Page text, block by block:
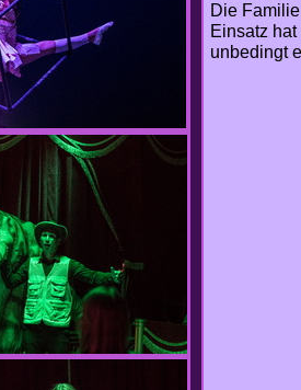
Die
Einsatz
unbedingt